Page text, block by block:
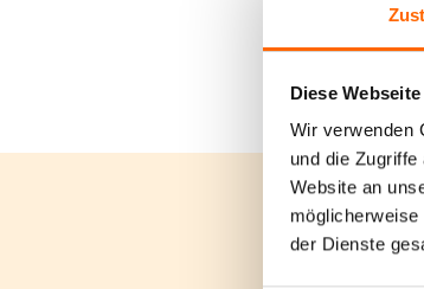
Diese
Wir verwenden
und die
Website an
der Dienste